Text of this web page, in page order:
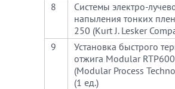
8
Системы электро-
напыления тонких
250 (Kurt J. Lesker
9
Установка быстрого
отжига Modular
(Modular Process
(1 ед.)